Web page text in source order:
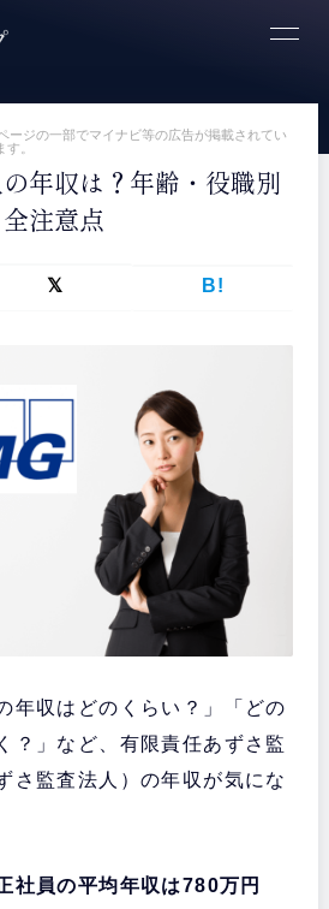
ージの一部でマイナビ等の広告が掲載されてい
す。
年収は？年齢・役職別
注意点
B!
年収はどのくらい？」「どの
？」など、有限責任あずさ監
さ監査法人）の年収が気にな
社員の平均年収は780万円